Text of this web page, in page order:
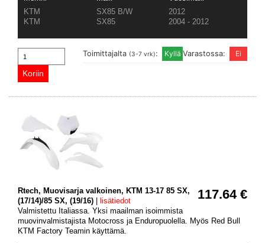
KTM
SX85 B/W
2012
KTM
SX85 2004 - 2012
Varastossa:
Toimittajalta (3-7 vrk):
117.64 €
Rtech, Muovisarja valkoinen, KTM 13-17 85 SX,
(17/14)/85 SX, (19/16)
lisätiedot
Valmistettu Italiassa. Yksi maailman isoimmista
muovinvalmistajista Motocross ja Enduropuolella. Myös Red Bull
KTM Factory Teamin käyttämä.